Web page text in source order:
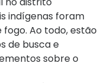
indígenas foram
Ao todo, estão
de busca e
sobre o